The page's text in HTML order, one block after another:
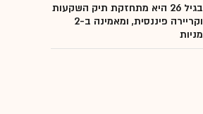
בגיל 26 היא מתחזקת תיק השקעות
וקריירה פיננסית, ומאמינה ב-2
מניות